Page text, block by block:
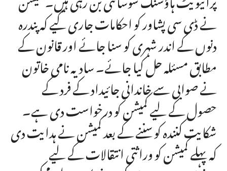
نے ڈی سی پشاور کو احکامات جاری کیے کہ پندرہ
دنوں کے اندر شہری کو سنا جائے اور قانون کے
مطابق مسئلہ حل کیا جائے۔ سادیہ نامی خاتون
نے صوابی سے خاندانی جائیداد کے فرد کے
حصول کے لیے کمیشن کو درخواست دی ہے۔
شکایت کنندہ کو سننے کے بعد کمیشن نے ہدایت دی
کہ پہلے کمیشن کو وراثتی انتقالات کے لیے